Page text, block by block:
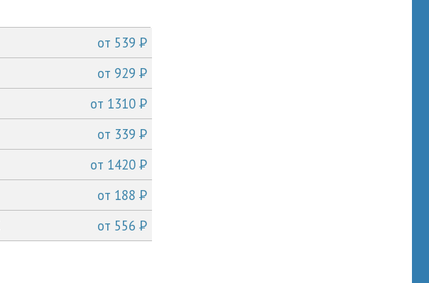
от 539P
от 929P
от 1310P
от 339P
от 1420P
от 188P
от 556P